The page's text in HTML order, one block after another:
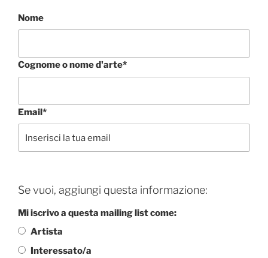
Nome
Cognome o nome d'arte*
Email*
Se vuoi, aggiungi questa informazione:
Mi iscrivo a questa mailing list come:
Artista
Interessato/a